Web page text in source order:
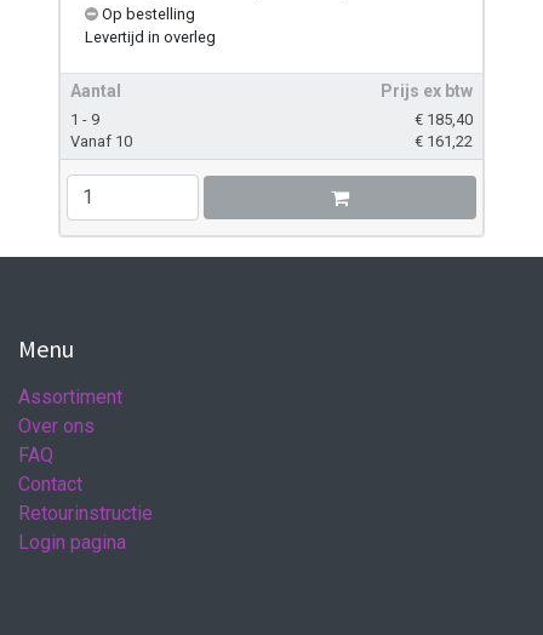
Op bestelling
Levertijd in overleg
Aantal Prijs ex btw
1 - 9 € 185,40
Vanaf 10
€ 161,22
Menu
Assortiment
Over ons
FAQ
Contact
Retourinstructie
Login pagina